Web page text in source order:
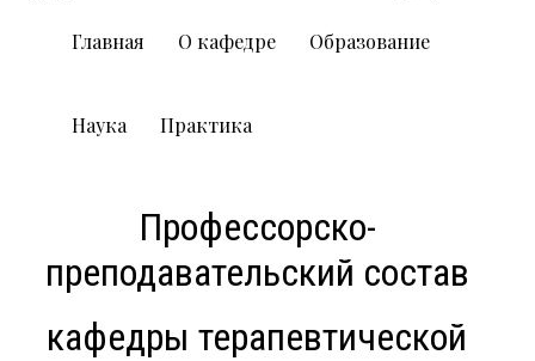
Главная О кафедре Образование
Наука Практика
Профессорско-
преподавательский состав
кафедры терапевтической